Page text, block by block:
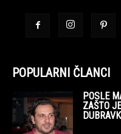
POPULARNI ČLANCI
POSLE
ZAŠTO